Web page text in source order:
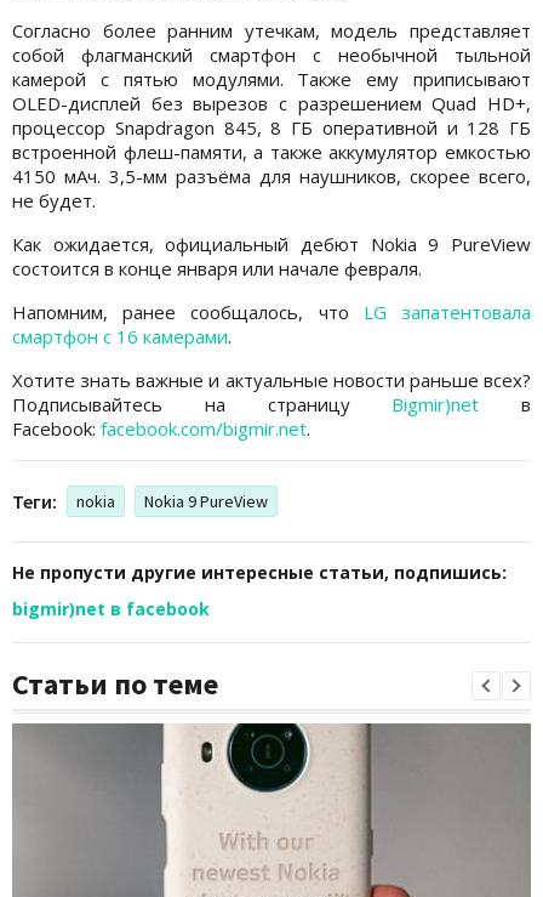
Согласно более ранним утечкам, модель представляет
собой флагманский смартфон с необычной тыльной
камерой с пятью модулями. Также ему приписывают
OLED-дисплей без вырезов с разрешением Quad HD+,
процессор Snapdragon 845, 8 ГБ оперативной и 128 ГБ
встроенной флеш-памяти, а также аккумулятор емкостью
4150 мАч. 3,5-мм разъёма для наушников, скорее всего,
не будет.
Как ожидается, официальный дебют Nokia 9 PureView
состоится в конце января или начале февраля.
Напомним, ранее сообщалось, что LG запатентовала
смартфон с 16 камерами.
Хотите знать важные и актуальные новости раньше всех?
Подписывайтесь на страницу Bigmir)net в
Facebook: facebook.com/bigmir.net.
Теги: nokia Nokia 9 PureView
Не пропусти другие интересные статьи, подпишись:
bigmir)net в facebook
Статьи по теме